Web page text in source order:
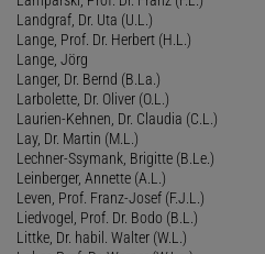
Landgraf, Dr. Uta (U.L.)
Lange, Prof. Dr. Herbert (H.L.)
Lange, Jörg
Langer, Dr. Bernd (B.La.)
Larbolette, Dr. Oliver (O.L.)
Laurien-Kehnen, Dr. Claudia (C.L.)
Lay, Dr. Martin (M.L.)
Lechner-Ssymank, Brigitte (B.Le.)
Leinberger, Annette (A.L.)
Leven, Prof. Franz-Josef (F.J.L.)
Liedvogel, Prof. Dr. Bodo (B.L.)
Littke, Dr. habil. Walter (W.L.)